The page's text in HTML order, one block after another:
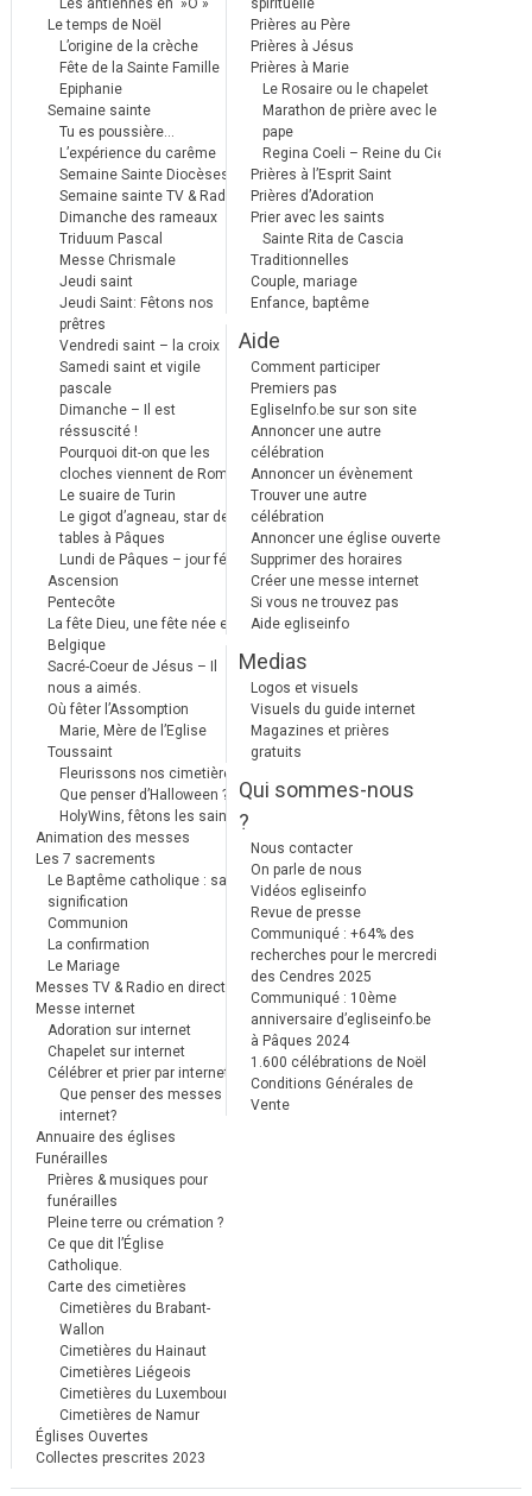
Les antiennes en »Ô »
Le temps de Noël
L’origine de la crèche
Fête de la Sainte Famille
Epiphanie
Semaine sainte
Tu es poussière…
L’expérience du carême
Semaine Sainte Diocèses
Semaine sainte TV & Radio
Dimanche des rameaux
Triduum Pascal
Messe Chrismale
Jeudi saint
Jeudi Saint: Fêtons nos
prêtres
Vendredi saint – la croix
Samedi saint et vigile
pascale
Dimanche – Il est
réssuscité !
Pourquoi dit-on que les
cloches viennent de Rome ?
Le suaire de Turin
Le gigot d’agneau, star des
tables à Pâques
Lundi de Pâques – jour férié
Ascension
Pentecôte
La fête Dieu, une fête née en
Belgique
Sacré-Coeur de Jésus – Il
nous a aimés.
Où fêter l’Assomption
Marie, Mère de l’Eglise
Toussaint
Fleurissons nos cimetières
Que penser d’Halloween ?
HolyWins, fêtons les saints !
Animation des messes
Les 7 sacrements
Le Baptême catholique : sa
signification
Communion
La confirmation
Le Mariage
Messes TV & Radio en direct
Messe internet
Adoration sur internet
Chapelet sur internet
Célébrer et prier par internet
Que penser des messes
internet?
Annuaire des églises
Funérailles
Prières & musiques pour
funérailles
Pleine terre ou crémation ?
Ce que dit l’Église
Catholique.
Carte des cimetières
Cimetières du Brabant-
Wallon
Cimetières du Hainaut
Cimetières Liégeois
Cimetières du Luxembourg
Cimetières de Namur
Églises Ouvertes
Collectes prescrites 2023
spirituelle
Prières au Père
Prières à Jésus
Prières à Marie
Le Rosaire ou le chapelet
Marathon de prière avec le
pape
Regina Coeli – Reine du Ciel
Prières à l’Esprit Saint
Prières d’Adoration
Prier avec les saints
Sainte Rita de Cascia
Traditionnelles
Couple, mariage
Enfance, baptême
Aide
Comment participer
Premiers pas
EgliseInfo.be sur son site
Annoncer une autre
célébration
Annoncer un évènement
Trouver une autre
célébration
Annoncer une église ouverte
Supprimer des horaires
Créer une messe internet
Si vous ne trouvez pas
Aide egliseinfo
Medias
Logos et visuels
Visuels du guide internet
Magazines et prières
gratuits
Qui sommes-nous
?
Nous contacter
On parle de nous
Vidéos egliseinfo
Revue de presse
Communiqué : +64% des
recherches pour le mercredi
des Cendres 2025
Communiqué : 10ème
anniversaire d’egliseinfo.be
à Pâques 2024
1.600 célébrations de Noël
Conditions Générales de
Vente